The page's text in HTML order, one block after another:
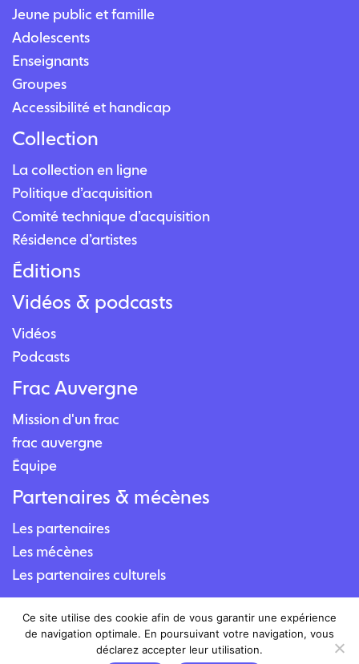
Jeune public et famille
Adolescents
Enseignants
Groupes
Accessibilité et handicap
Collection
La collection en ligne
Politique d’acquisition
Comité technique d’acquisition
Résidence d’artistes
Éditions
Vidéos & podcasts
Vidéos
Podcasts
Frac Auvergne
Mission d'un frac
frac auvergne
Équipe
Partenaires & mécènes
Les partenaires
Les mécènes
Les partenaires culturels
Nous contacter
Ce site utilise des cookie afin de vous garantir une expérience
de navigation optimale. En poursuivant votre navigation, vous
déclarez accepter leur utilisation.